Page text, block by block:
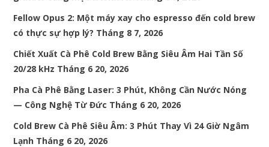
Fellow Opus 2: Một máy xay cho espresso đến cold brew
có thực sự hợp lý? Tháng 8 7, 2026
Chiết Xuất Cà Phê Cold Brew Bằng Siêu Âm Hai Tần Số
20/28 kHz Tháng 6 20, 2026
Pha Cà Phê Bằng Laser: 3 Phút, Không Cần Nước Nóng
— Công Nghệ Từ Đức Tháng 6 20, 2026
Cold Brew Cà Phê Siêu Âm: 3 Phút Thay Vì 24 Giờ Ngâm
Lạnh Tháng 6 20, 2026